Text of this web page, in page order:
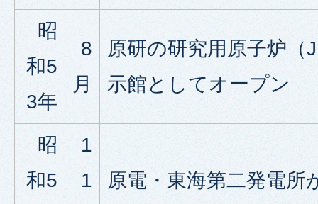
昭
和5
3年
8
月
原研の研究用原子炉
示館としてオープン
昭
和5
1
1
原電・東海第二発電所